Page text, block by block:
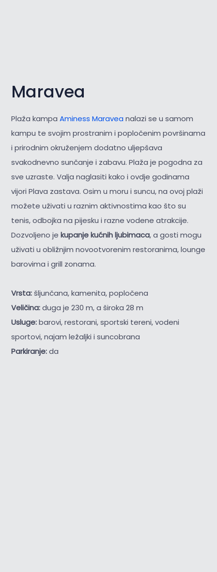
Maravea
Plaža kampa Aminess Maravea nalazi se u samom
kampu te svojim prostranim i popločenim površinama
i prirodnim okruženjem dodatno uljepšava
svakodnevno sunčanje i zabavu. Plaža je pogodna za
sve uzraste. Valja naglasiti kako i ovdje godinama
vijori Plava zastava. Osim u moru i suncu, na ovoj plaži
možete uživati u raznim aktivnostima kao što su
tenis, odbojka na pijesku i razne vodene atrakcije.
Dozvoljeno je kupanje kućnih ljubimaca, a gosti mogu
uživati u obližnjim novootvorenim restoranima, lounge
barovima i grill zonama.
Vrsta:šljunčana, kamenita, popločena
Veličina:duga je 230 m, a široka 28 m
Usluge:barovi, restorani, sportski tereni, vodeni
sportovi, najam ležaljki i suncobrana
Parkiranje:da